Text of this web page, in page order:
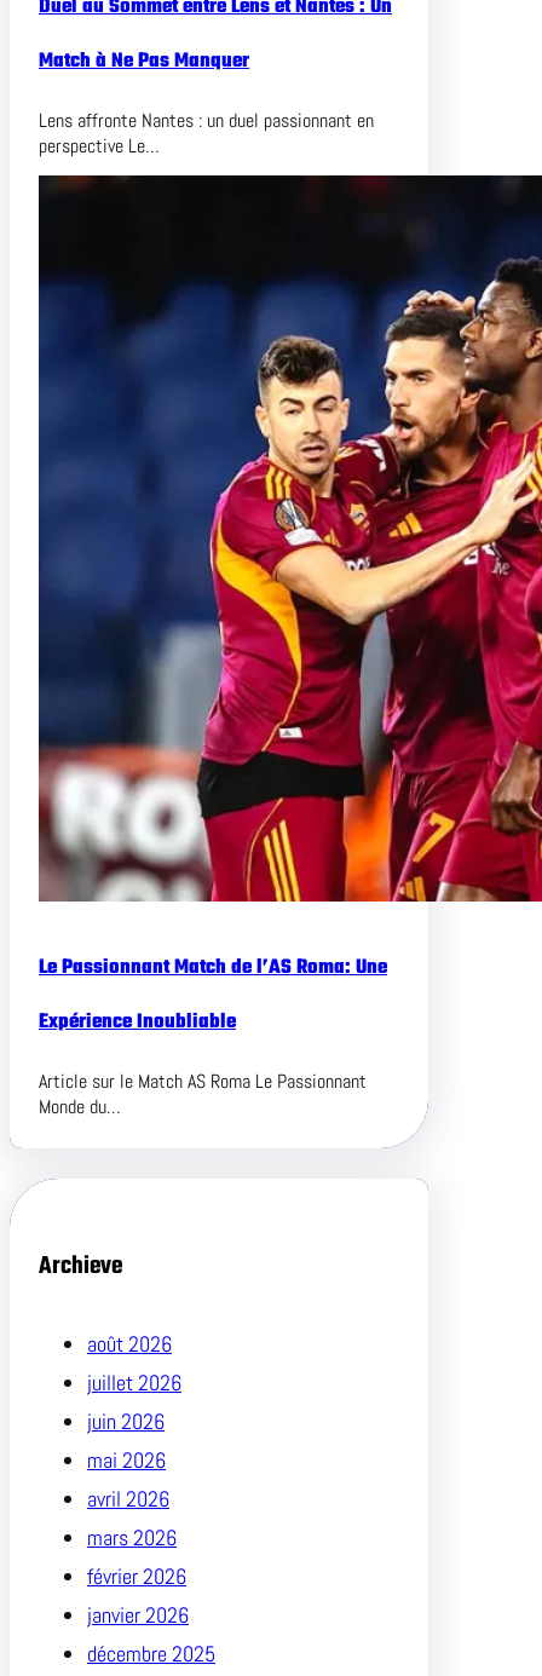
Duel au Sommet entre Lens et Nantes : Un
Match à Ne Pas Manquer
Lens affronte Nantes : un duel passionnant en
perspective Le…
Le Passionnant Match de l’AS Roma: Une
Expérience Inoubliable
Article sur le Match AS Roma Le Passionnant
Monde du…
Archieve
août 2026
juillet 2026
juin 2026
mai 2026
avril 2026
mars 2026
février 2026
janvier 2026
décembre 2025